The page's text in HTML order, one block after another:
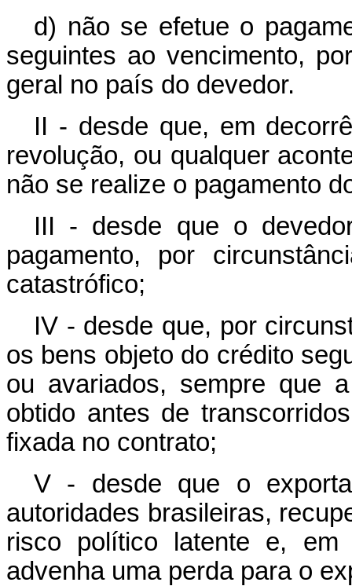
d) não se efetue o
seguintes ao vencimento,
geral no país do devedor.
II - desde que, em
revolução, ou qualquer
não se realize o pagamento
III - desde que o
pagamento, por
catastrófico;
IV - desde que, por
os bens objeto do crédito
ou avariados, sempre que
obtido antes de
fixada no contrato;
V - desde que o
autoridades brasileiras,
risco político latente e, em
advenha uma perda para o